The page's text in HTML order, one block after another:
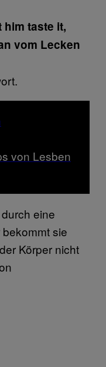
him taste it,
vom Lecken
von Lesben
eine
sie
Körper nicht